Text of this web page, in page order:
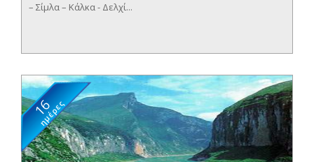
– Σίμλα – Κάλκα - Δελχί...
ημέρες
16